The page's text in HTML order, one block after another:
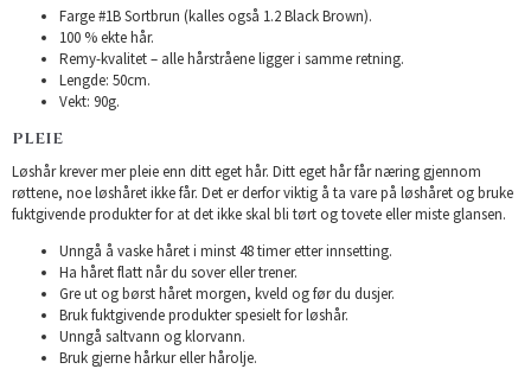
Farge #1B Sortbrun (kalles også 1.2 Black Brown).
100 % ekte hår.
Remy-kvalitet – alle hårstråene ligger i samme retning.
Lengde: 50cm.
Vekt: 90g.
PLEIE
Løshår krever mer pleie enn ditt eget hår. Ditt eget hår får næring gjennom
røttene, noe løshåret ikke får. Det er derfor viktig å ta vare på løshåret og bruke
fuktgivende produkter for at det ikke skal bli tørt og tovete eller miste glansen.
Unngå å vaske håret i minst 48 timer etter innsetting.
Ha håret flatt når du sover eller trener.
Gre ut og børst håret morgen, kveld og før du dusjer.
Bruk fuktgivende produkter spesielt for løshår.
Unngå saltvann og klorvann.
Bruk gjerne hårkur eller hårolje.